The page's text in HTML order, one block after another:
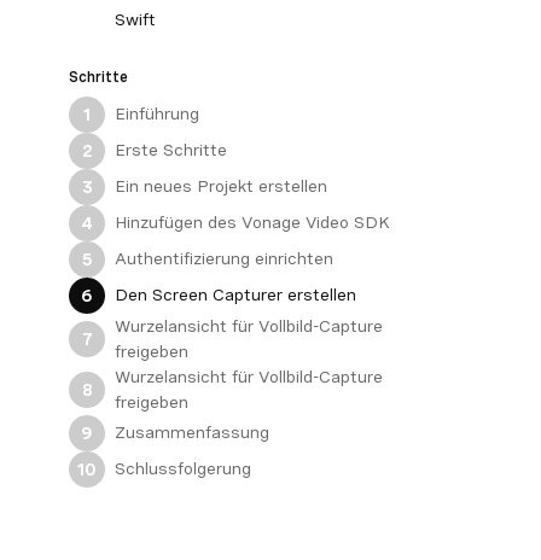
Swift
Schritte
1
Einführung
2
Erste Schritte
3
Ein neues Projekt erstellen
4
Hinzufügen des Vonage Video SDK
5
Authentifizierung einrichten
6
Den Screen Capturer erstellen
7
Wurzelansicht für Vollbild-Capture
freigeben
8
Wurzelansicht für Vollbild-Capture
freigeben
9
Zusammenfassung
10
Schlussfolgerung